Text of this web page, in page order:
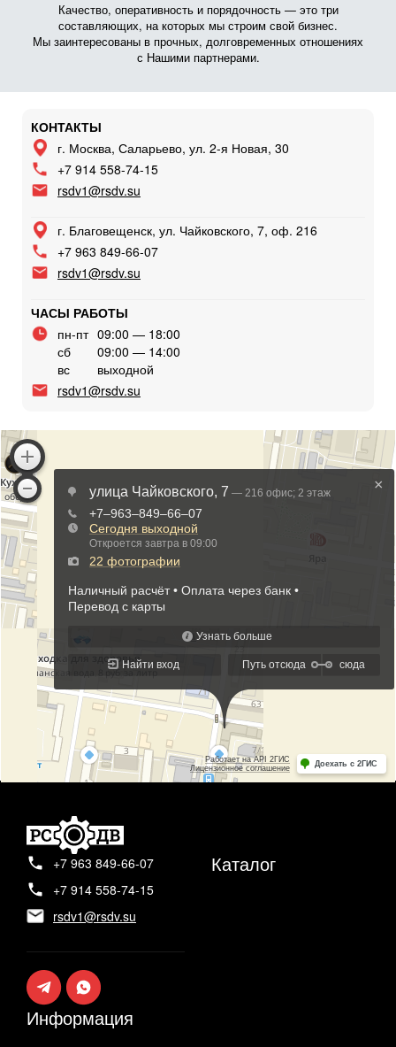
Качество, оперативность и порядочность — это три
составляющих, на которых мы строим свой бизнес.
Мы заинтересованы в прочных, долговременных отношениях
с Нашими партнерами.
КОНТАКТЫ
г. Москва, Саларьево, ул. 2-я Новая, 30
+7 914 558-74-15
rsdv1@rsdv.su
г. Благовещенск, ул. Чайковского, 7, оф. 216
+7 963 849-66-07
rsdv1@rsdv.su
ЧАСЫ РАБОТЫ
пн-пт 09:00 — 18:00
сб
09:00 — 14:00
вс
выходной
rsdv1@rsdv.su
+7 963 849-66-07
+7 914 558-74-15
rsdv1@rsdv.su
Каталог
Информация